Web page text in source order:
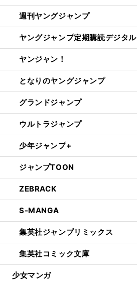
週刊ヤングジャンプ
ヤングジャンプ定期購読デジタル
ヤンジャン！
となりのヤングジャンプ
グランドジャンプ
ウルトラジャンプ
少年ジャンプ+
ジャンプTOON
ZEBRACK
S-MANGA
集英社ジャンプリミックス
集英社コミック文庫
少女マンガ